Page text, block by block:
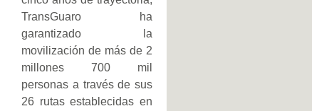
TransGuaro ha
garantizado la
movilización de más de 2
millones 700 mil
personas a través de sus
26 rutas establecidas en